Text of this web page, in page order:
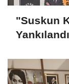
"Suskun
Yankılandı